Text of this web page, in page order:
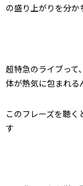
の盛り上がりを分
超特急のライブって
体が熱気に包まれる
このフレーズを聴
す